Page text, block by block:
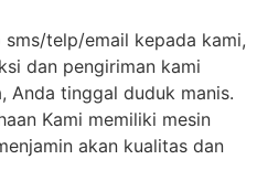
sms/telp/email kepada kami,
dan pengiriman kami
Anda tinggal duduk manis.
Kami memiliki mesin
akan kualitas dan